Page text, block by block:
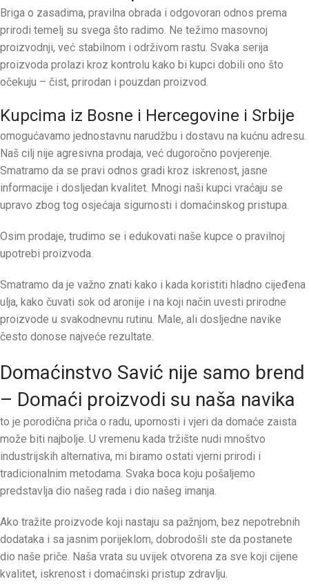
Briga o zasadima, pravilna obrada i odgovoran odnos prema
prirodi temelj su svega što radimo. Ne težimo masovnoj
proizvodnji, već stabilnom i održivom rastu. Svaka serija
proizvoda prolazi kroz kontrolu kako bi kupci dobili ono što
očekuju – čist, prirodan i pouzdan proizvod.
Kupcima iz Bosne i Hercegovine i Srbije
omogućavamo jednostavnu narudžbu i dostavu na kućnu adresu.
Naš cilj nije agresivna prodaja, već dugoročno povjerenje.
Smatramo da se pravi odnos gradi kroz iskrenost, jasne
informacije i dosljedan kvalitet. Mnogi naši kupci vraćaju se
upravo zbog tog osjećaja sigurnosti i domaćinskog pristupa.
Osim prodaje, trudimo se i edukovati naše kupce o pravilnoj
upotrebi proizvoda.
Smatramo da je važno znati kako i kada koristiti hladno cijeđena
ulja, kako čuvati sok od aronije i na koji način uvesti prirodne
proizvode u svakodnevnu rutinu. Male, ali dosljedne navike
često donose najveće rezultate.
Domaćinstvo Savić nije samo brend
– Domaći proizvodi su naša navika
to je porodična priča o radu, upornosti i vjeri da domaće zaista
može biti najbolje. U vremenu kada tržište nudi mnoštvo
industrijskih alternativa, mi biramo ostati vjerni prirodi i
tradicionalnim metodama. Svaka boca koju pošaljemo
predstavlja dio našeg rada i dio našeg imanja.
Ako tražite proizvode koji nastaju sa pažnjom, bez nepotrebnih
dodataka i sa jasnim porijeklom, dobrodošli ste da postanete
dio naše priče. Naša vrata su uvijek otvorena za sve koji cijene
kvalitet, iskrenost i domaćinski pristup zdravlju.